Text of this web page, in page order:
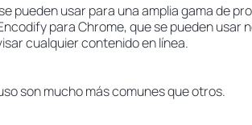
pueden usar para una amplia gama de
para Chrome, que se pueden usar
cualquier contenido en línea.
son mucho más comunes que otros.